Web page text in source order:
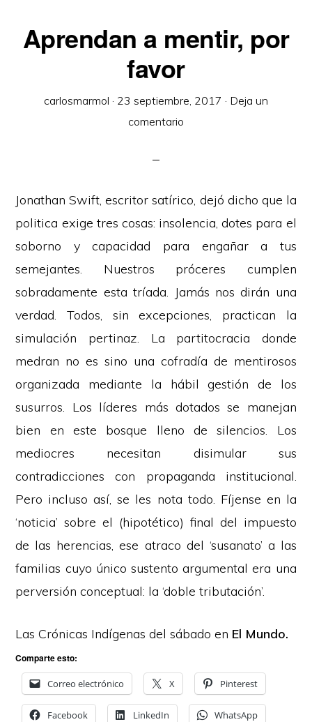
Aprendan a mentir, por
favor
carlosmarmol · 23 septiembre, 2017 · Deja un
comentario
Jonathan Swift, escritor satírico, dejó dicho que la
politica exige tres cosas: insolencia, dotes para el
soborno y capacidad para engañar a tus
semejantes. Nuestros próceres cumplen
sobradamente esta tríada. Jamás nos dirán una
verdad. Todos, sin excepciones, practican la
simulación pertinaz. La partitocracia donde
medran no es sino una cofradía de mentirosos
organizada mediante la hábil gestión de los
susurros. Los líderes más dotados se manejan
bien en este bosque lleno de silencios. Los
mediocres necesitan disimular sus
contradicciones con propaganda institucional.
Pero incluso así, se les nota todo. Fíjense en la
‘noticia’ sobre el (hipotético) final del impuesto
de las herencias, ese atraco del ‘susanato’ a las
familias cuyo único sustento argumental era una
perversión conceptual: la ‘doble tributación’.
Las Crónicas Indígenas del sábado en El Mundo.
Comparte esto:
Correo electrónico X Pinterest
Facebook LinkedIn WhatsApp